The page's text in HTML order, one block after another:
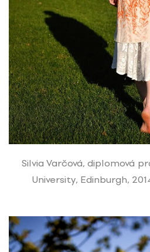
Silvia Varčová, diplomová
University, Edinburgh,